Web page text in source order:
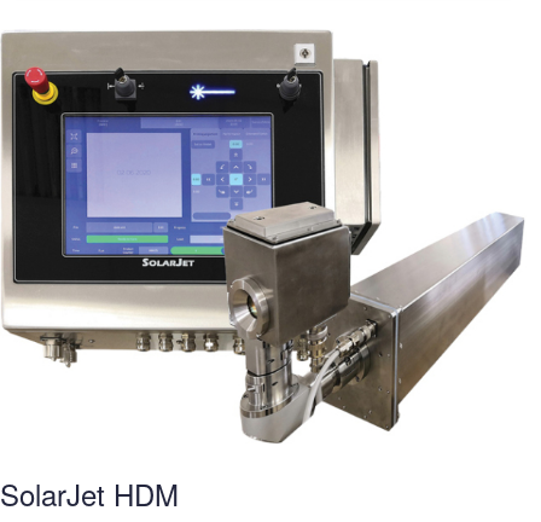
SolarJet HDM